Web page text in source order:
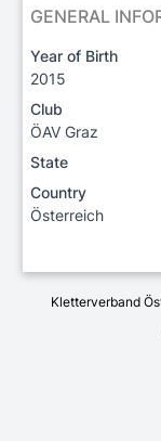
GENERAL
Year of Birth
2015
Club
ÖAV Graz
State
Country
Österreich
Kletterverband